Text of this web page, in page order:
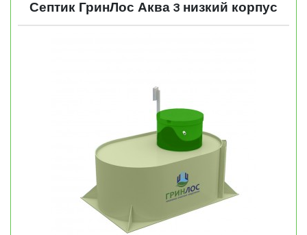
Септик ГринЛос Аква 3 низкий корпус